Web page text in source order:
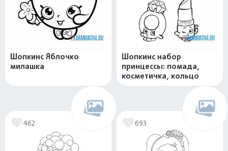
Шопкинс Яблочко
милашка
Шопкинс набор
принцессы: помада,
косметичка, кольцо
462 693